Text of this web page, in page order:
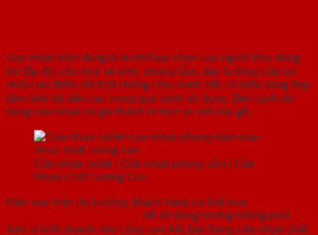
Cửa nhựa hiện đang là xu thế lựa chọn của người tiêu dùng
khi lắp đặt cho nhà vệ sinh, phòng tắm, đây là dòng cửa có
nhiều ưu điểm nổi trội chống chịu nước tốt, có kiểu dáng đẹp,
đảm bảo độ bền cao trong quá trình sử dụng. Bên cạnh đó
dòng cửa nhựa có giá thành rẻ hơn so với cửa gỗ.
Cửa nhựa toilet | Cửa nhựa phòng tắm | Cửa
Nhựa Chất Lượng Cao
Hiện nay trên thị trường, khách hàng có thể mua
rất dễ dàng nhưng không phải
đơn vị kinh doanh nào cũng cam kết bán hàng cửa nhựa chất